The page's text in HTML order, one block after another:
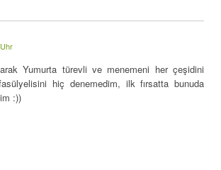
Yumurta türevli ve menemeni her çeşidini
hiç denemedim, ilk fırsatta bunuda
:))